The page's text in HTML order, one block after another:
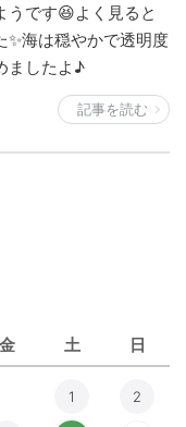
うです😆よく見ると
海は穏やかで透明度
ましたよ♪
記事を読む
金 土 日
1 2